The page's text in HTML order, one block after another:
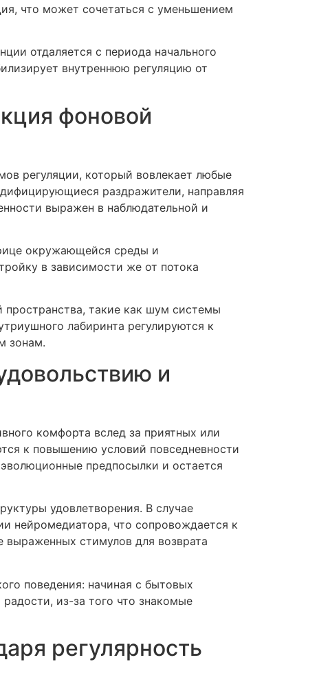
что может сочетаться с уменьшением
отдаляется с периода начального
внутреннюю регуляцию от
фоновой
регуляции, который вовлекает любые
раздражители, направляя
выражен в наблюдательной и
окружающейся среды и
в зависимости же от потока
пространства, такие как шум системы
лабиринта регулируются к
зонам.
и
комфорта вслед за приятных или
к повышению условий повседневности
предпосылки и остается
удовлетворения. В случае
нейромедиатора, что сопровождается к
выраженных стимулов для возврата
поведения: начиная с бытовых
из-за того что знакомые
регулярность